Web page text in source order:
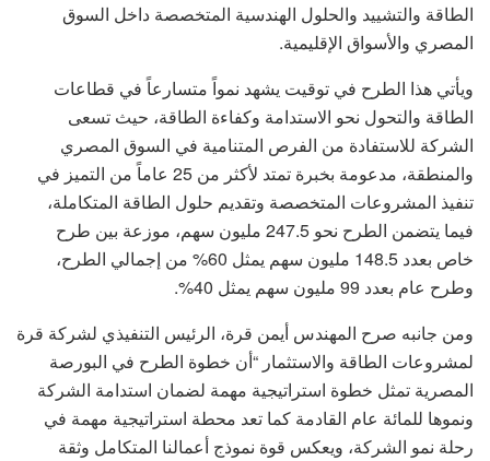
الطاقة والتشييد والحلول الهندسية المتخصصة داخل السوق
المصري والأسواق الإقليمية.
ويأتي هذا الطرح في توقيت يشهد نمواً متسارعاً في قطاعات
الطاقة والتحول نحو الاستدامة وكفاءة الطاقة، حيث تسعى
الشركة للاستفادة من الفرص المتنامية في السوق المصري
والمنطقة، مدعومة بخبرة تمتد لأكثر من 25 عاماً من التميز في
تنفيذ المشروعات المتخصصة وتقديم حلول الطاقة المتكاملة،
فيما يتضمن الطرح نحو 247.5 مليون سهم، موزعة بين طرح
خاص بعدد 148.5 مليون سهم يمثل 60% من إجمالي الطرح،
وطرح عام بعدد 99 مليون سهم يمثل 40%.
ومن جانبه صرح المهندس أيمن قرة، الرئيس التنفيذي لشركة قرة
لمشروعات الطاقة والاستثمار “أن خطوة الطرح في البورصة
المصرية تمثل خطوة استراتيجية مهمة لضمان استدامة الشركة
ونموها للمائة عام القادمة كما تعد محطة استراتيجية مهمة في
رحلة نمو الشركة، ويعكس قوة نموذج أعمالنا المتكامل وثقة